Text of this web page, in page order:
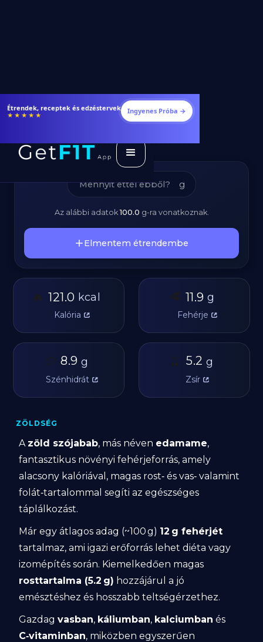
Fogyj és izmosodj hatékonyabban
★★★★★ Ingyenes Próba →
Zöld Szójabab –
Tápanyagok
g
Az alábbi adatok100.0 g-ra vonatkoznak.
Elmentem étrendembe
🔥 121.0 kcal
Kalória
🥩 11.9 g
Fehérje
🥔 8.9 g
Szénhidrát
🫒 5.2 g
Zsír
ZÖLDSÉG
A zöld szójabab, más néven edamame,
fantasztikus növényi fehérjeforrás, amely
alacsony kalóriával, magas rost‑ és vas‑ valamint
folát‑tartalommal segíti az egészséges
táplálkozást.
Már egy átlagos adag (~100 g) 12 g fehérjét
tartalmaz, ami igazi erőforrás lehet diéta vagy
izomépítés során. Kiemelkedően magas
rosttartalma (5.2 g) hozzájárul a jó
emésztéshez és hosszabb teltségérzethez.
Gazdagvasban, káliumban, kalciumban és
C‑vitaminban, miközben egyszerűen